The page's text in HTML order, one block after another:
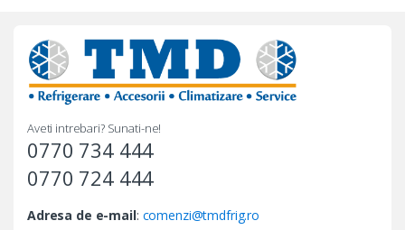
Aveti intrebari? Sunati-ne!
0770 734 444
0770 724 444
Adresa de e-mail: comenzi@tmdfrig.ro